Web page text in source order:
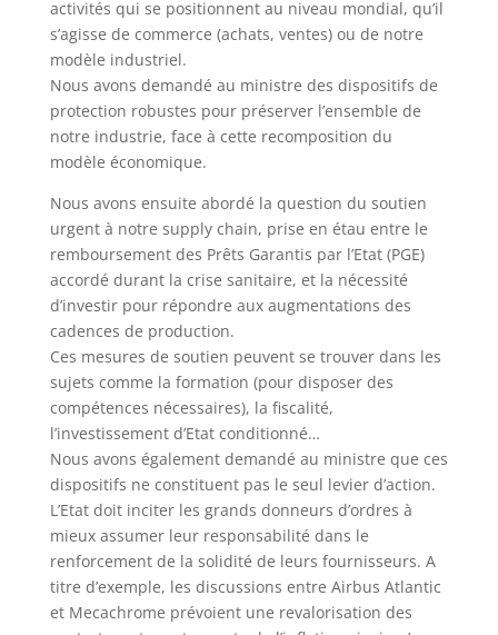
activités qui se positionnent au niveau mondial, qu’il
s’agisse de commerce (achats, ventes) ou de notre
modèle industriel.
Nous avons demandé au ministre des dispositifs de
protection robustes pour préserver l’ensemble de
notre industrie, face à cette recomposition du
modèle économique.
Nous avons ensuite abordé la question du soutien
urgent à notre supply chain, prise en étau entre le
remboursement des Prêts Garantis par l’Etat (PGE)
accordé durant la crise sanitaire, et la nécessité
d’investir pour répondre aux augmentations des
cadences de production.
Ces mesures de soutien peuvent se trouver dans les
sujets comme la formation (pour disposer des
compétences nécessaires), la fiscalité,
l’investissement d’Etat conditionné…
Nous avons également demandé au ministre que ces
dispositifs ne constituent pas le seul levier d’action.
L’Etat doit inciter les grands donneurs d’ordres à
mieux assumer leur responsabilité dans le
renforcement de la solidité de leurs fournisseurs. A
titre d’exemple, les discussions entre Airbus Atlantic
et Mecachrome prévoient une revalorisation des